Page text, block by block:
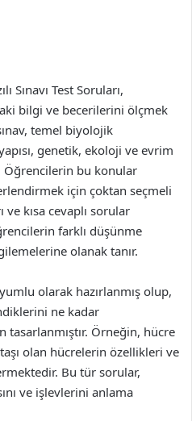
Sınavı Test Soruları,
bilgi ve becerilerini ölçmek
temel biyolojik
genetik, ekoloji ve evrim
Öğrencilerin bu konular
için çoktan seçmeli
kısa cevaplı sorular
farklı düşünme
olanak tanır.
olarak hazırlanmış olup,
ne kadar
Örneğin, hücre
olan hücrelerin özellikleri ve
Bu tür sorular,
ve işlevlerini anlama